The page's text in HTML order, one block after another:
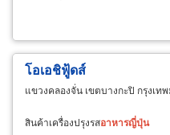
โอเอชิฟู้ดส์
แขวงคลองจั่น เขตบางกะปิ กรุงเท
สินค้าเครื่องปรุงรสอาหารญี่ปุ่น